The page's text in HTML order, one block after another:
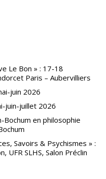
Le Bon » : 17-18
Paris – Aubervilliers
juin 2026
juin-juillet 2026
Bochum en philosophie
Savoirs & Psychismes » :
UFR SLHS, Salon Préclin